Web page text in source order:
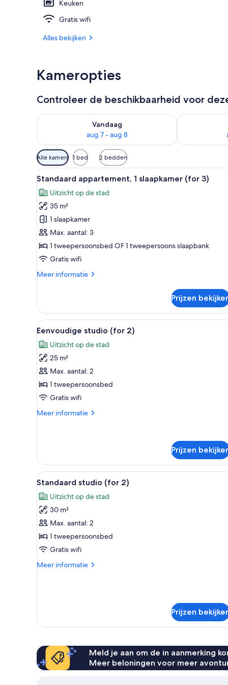
Keuken
Gratis wifi
Alles bekijken
Kameropties
Controleer de beschikbaarheid voor
Vandaag
aug 7 - aug 8
De beschikbaarheid controleren voor vanavond aug
De
Beschikbare
filters
voor
kamers
Alle kamers 1 bed 2 bedden
Alle
foto's
voor
Standaard
appartement,
1
slaapkamer
(for
laden
Een moderne woonkamer
4
Standaard appartement, 1 slaapkamer (for 3)
Uitzicht op de stad
35 m²
1 slaapkamer
Max. aantal: 3
1 tweepersoonsbed OF 1 tweepersoons slaapbank
Gratis wifi
Meer informatie
Meer
appartement,
slaapkamer
3)
Prijzen
Alle
foto's
voor
Eenvoudige
studio
(for
2)
Een slaapkamer met een
3
Eenvoudige studio (for 2)
Uitzicht op de stad
25 m²
Max. aantal: 2
1 tweepersoonsbed
Gratis wifi
Meer informatie
Meer
(for
2)
Prijzen
Alle
foto's
voor
Standaard
studio
(for
2)
Een kamer met een groene
8
Standaard studio (for 2)
Uitzicht op de stad
30 m²
Max. aantal: 2
1 tweepersoonsbed
Gratis wifi
Meer informatie
Meer
2)
Prijzen
Meld je aan om de in aanmerking
Meer beloningen voor meer